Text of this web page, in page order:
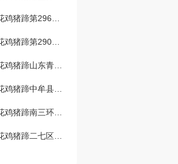
栾师傅叫花鸡猪蹄第296家店..开业！！！
栾师傅叫花鸡猪蹄第290家店..开业！！！
栾师傅叫花鸡猪蹄山东青岛时光里店**盛大开业！！！
栾师傅叫花鸡猪蹄中牟县雁鸣社区店**开业啦
栾师傅叫花鸡猪蹄南三环盛和小区店1月2日盛大开业！
栾师傅叫花鸡猪蹄二七区铭功路店1月2日盛大开业！